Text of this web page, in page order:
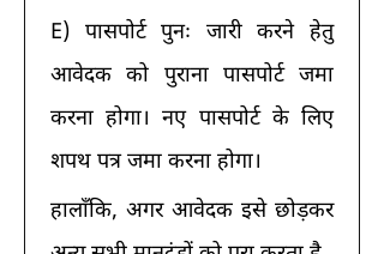
E) पासपोर्ट पुनः जारी करने हेतु
आवेदक को पुराना पासपोर्ट जमा
करना होगा। नए पासपोर्ट के लिए
शपथ पत्र जमा करना होगा।
हालाँकि, अगर आवेदक इसे छोड़कर